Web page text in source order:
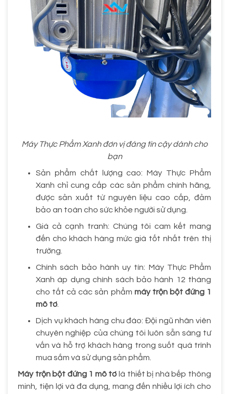
Máy Thực Phẩm Xanh đơn vị đáng tin cậy dành cho
bạn
Sản phẩm chất lượng cao: Máy Thực Phẩm
Xanh chỉ cung cấp các sản phẩm chính hãng,
được sản xuất từ nguyên liệu cao cấp, đảm
bảo an toàn cho sức khỏe người sử dụng.
Giá cả cạnh tranh: Chúng tôi cam kết mang
đến cho khách hàng mức giá tốt nhất trên thị
trường.
Chính sách bảo hành uy tín: Máy Thực Phẩm
Xanh áp dụng chính sách bảo hành 12 tháng
cho tất cả các sản phẩm máy trộn bột đứng 1
mô tơ.
Dịch vụ khách hàng chu đáo: Đội ngũ nhân viên
chuyên nghiệp của chúng tôi luôn sẵn sàng tư
vấn và hỗ trợ khách hàng trong suốt quá trình
mua sắm và sử dụng sản phẩm.
Máy trộn bột đứng 1 mô tơ là thiết bị nhà bếp thông
minh, tiện lợi và đa dụng, mang đến nhiều lợi ích cho